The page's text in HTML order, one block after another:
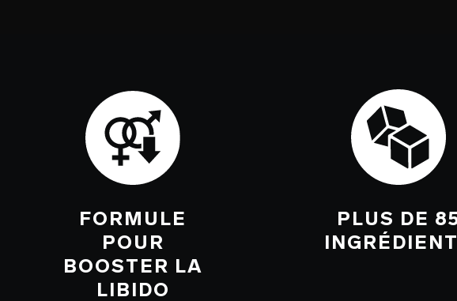
FORMULE
POUR
BOOSTER LA
LIBIDO
PLUS DE